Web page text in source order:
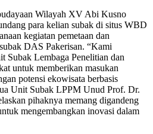
Wilayah XV Abi Kusno
para kelian subak di situs WBD
kegiatan pemetaan dan
DAS Pakerisan. “Kami
Subak Lembaga Penelitian dan
untuk memberikan masukan
potensi ekowisata berbasis
Unit Subak LPPM Unud Prof. Dr.
pihaknya memang digandeng
mengembangkan inovasi dalam